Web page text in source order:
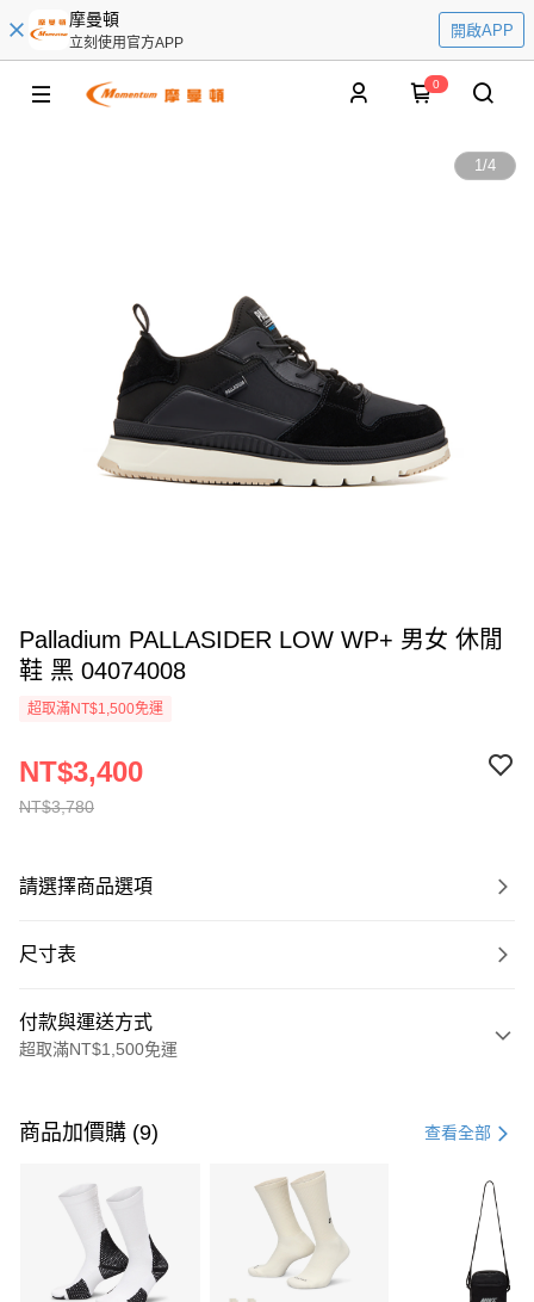
摩曼頓
立刻使用官方APP
開啟APP
0
1/4
Palladium PALLASIDER LOW WP+ 男女 休閒
鞋 黑 04074008
超取滿NT$1,500免運
NT$3,780
NT$3,400
請選擇商品選項
尺寸表
付款與運送方式
超取滿NT$1,500免運
信用卡一次付款
3 期 0 利率 每期 21家銀行
合作金庫商業銀行
第一商業銀行
華南商業銀行
彰化商業銀行
商品加價購 (9) 查看全部